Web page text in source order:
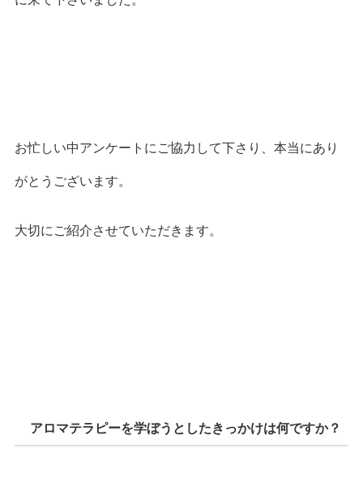
お忙しい中アンケートにご協力して下さり、本当にあり
がとうございます。
大切にご紹介させていただきます。
アロマテラピーを学ぼうとしたきっかけは何ですか？